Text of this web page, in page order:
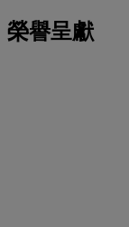
榮譽呈獻